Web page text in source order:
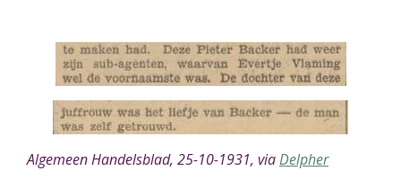
Algemeen Handelsblad, 25-10-1931, viaDelpher